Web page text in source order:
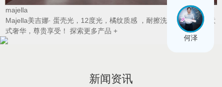
majella
Majella美吉娜· 蛋壳光，12度光，橘纹质感 ，耐擦洗，色彩鲜艳，意
式奢华，尊贵享受！
探索更多产品 +
新闻资讯
何泽